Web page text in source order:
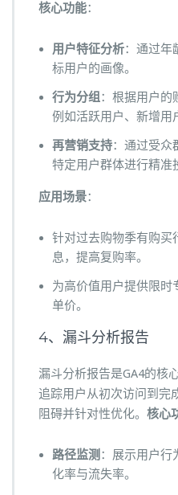
核心功能：
用户特征分析：通过年
标用户的画像。
行为分组：根据用户的
例如活跃用户、新增用
再营销支持：通过受众
特定用户群体进行精准
应用场景：
针对过去购物季有购买
息，提高复购率。
为高价值用户提供限时
单价。
4、漏斗分析报告
漏斗分析报告是GA4的核
追踪用户从初次访问到完
阻碍并针对性优化。 核心
路径监测 ：展示用户行
化率与流失率。